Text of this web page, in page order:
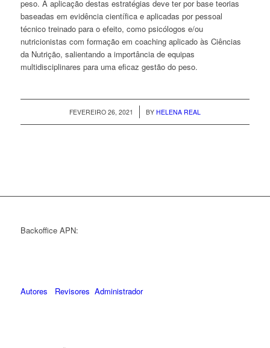
peso. A aplicação destas estratégias deve ter por base teorias
baseadas em evidência científica e aplicadas por pessoal
técnico treinado para o efeito, como psicólogos e/ou
nutricionistas com formação em coaching aplicado às Ciências
da Nutrição, salientando a importância de equipas
multidisciplinares para uma eficaz gestão do peso.
FEVEREIRO 26, 2021
/ BY HELENA REAL
Backoffice APN:
Autores Revisores Administrador